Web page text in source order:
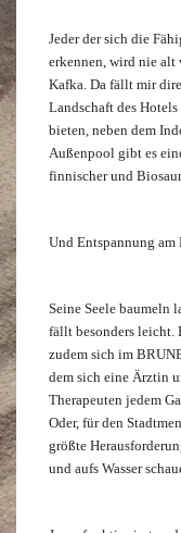
Jeder der sich die
erkennen, wird nie alt
Kafka. Da fällt mir
Landschaft des
bieten, neben dem
Außenpool gibt es
finnischer und
Und Entspannung am
Seine Seele baumeln
fällt besonders leicht.
zudem sich im
dem sich eine Ärztin
Therapeuten jedem
Oder, für den
größte
und aufs Wasser